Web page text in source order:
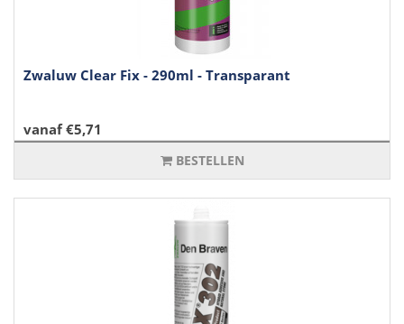
Zwaluw Clear Fix - 290ml - Transparant
vanaf €5,71
BESTELLEN